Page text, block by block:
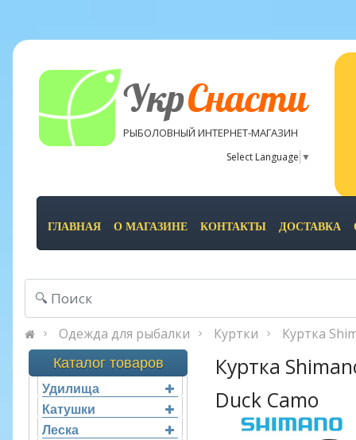
УкрСнасти
РЫБОЛОВНЫЙ ИНТЕРНЕТ-МАГАЗИН
Select Language ▼
ГЛАВНАЯ О МАГАЗИНЕ КОНТАКТЫ ДОСТАВКА
Одежда для рыбалки Куртки Куртка
Каталог товаров
Удилища
Катушки
Леска
Куртка
Duck Camo